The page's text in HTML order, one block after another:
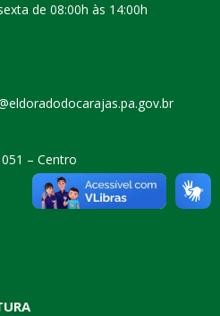
de 08:00h às 14:00h
– Centro